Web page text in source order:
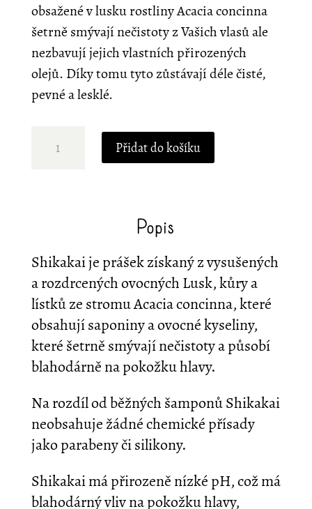
obsažené v lusku rostliny Acacia concinna
šetrně smývají nečistoty z Vašich vlasů ale
nezbavují jejich vlastních přirozených
olejů. Díky tomu tyto zůstávají déle čisté,
pevné a lesklé.
Přidat do košíku
Popis
Shikakai je prášek získaný z vysušených
a rozdrcených ovocných Lusk, kůry a
lístků ze stromu Acacia concinna, které
obsahují saponiny a ovocné kyseliny,
které šetrně smývají nečistoty a působí
blahodárně na pokožku hlavy.
Na rozdíl od běžných šamponů Shikakai
neobsahuje žádné chemické přísady
jako parabeny či silikony.
Shikakai má přirozeně nízké pH, což má
blahodárný vliv na pokožku hlavy,